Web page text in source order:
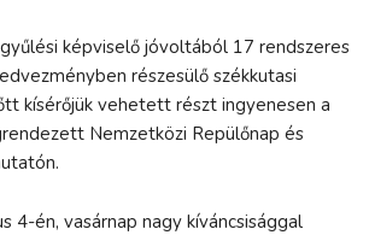
képviselő jóvoltából 17 rendszeres
részesülő székkutasi
kísérőjük vehetett részt ingyenesen a
Nemzetközi Repülőnap és
4-én, vasárnap nagy kíváncsisággal